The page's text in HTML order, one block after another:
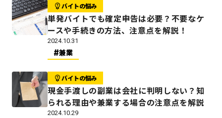
バイトの悩み
単発バイトでも確定申告は必要？不要なケ
ースや手続きの方法、注意点を解説！
2024.10.31
兼業
バイトの悩み
現金手渡しの副業は会社に判明しない？知
られる理由や兼業する場合の注意点を解説
2024.10.29